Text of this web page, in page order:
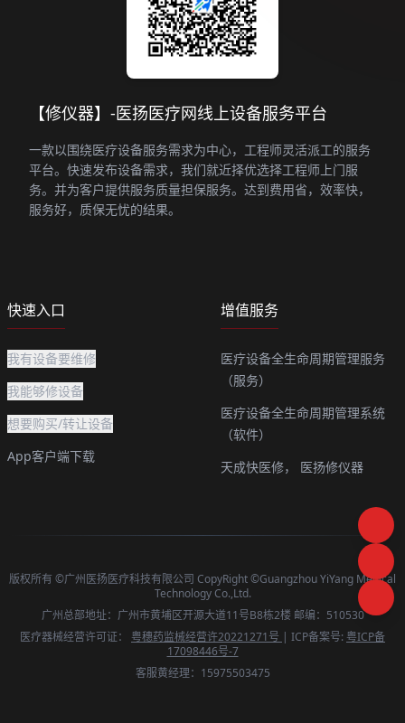
【修仪器】-医扬医疗网线上设备服务平台
一款以围绕医疗设备服务需求为中心，工程师灵活派工的服务
平台。快速发布设备需求，我们就近择优选择工程师上门服
务。并为客户提供服务质量担保服务。达到费用省，效率快，
服务好，质保无忧的结果。
快速入口
我有设备要维修
我能够修设备
想要购买/转让设备
App客户端下载
增值服务
医疗设备全生命周期管理服务
（服务）
医疗设备全生命周期管理系统
（软件）
天成快医修，
医扬修仪器
版权所有 ©广州医扬医疗科技有限公司 CopyRight ©Guangzhou YiYang Medical
Technology Co.,Ltd.
广州总部地址：广州市黄埔区开源大道11号B8栋2楼 邮编：510530
医疗器械经营许可证： 粤穗药监械经营许20221271号 | ICP备案号: 粤ICP备
17098446号-7
客服黄经理：15975503475